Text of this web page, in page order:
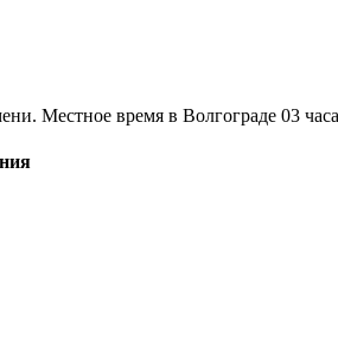
Местное время в Волгограде 03